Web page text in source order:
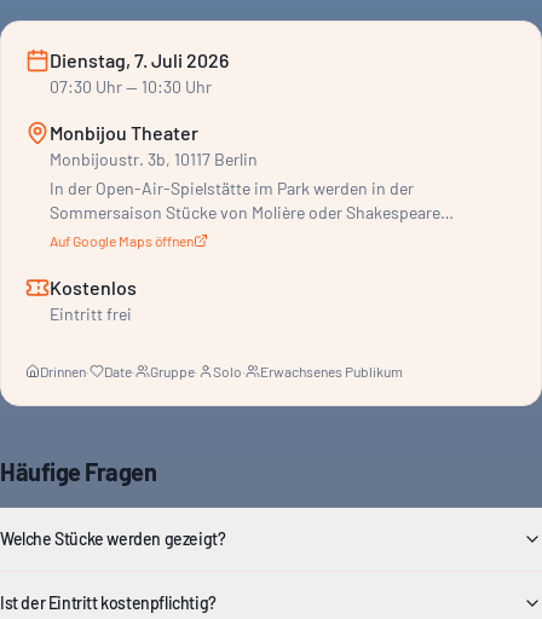
Dienstag, 7. Juli 2026
07:30 Uhr— 10:30 Uhr
Monbijou Theater
Monbijoustr. 3b, 10117 Berlin
In der Open-Air-Spielstätte im Park werden in der
Sommersaison Stücke von Molière oder Shakespeare
aufgeführt.
Auf Google Maps öffnen
Kostenlos
Eintritt frei
Drinnen· Date· Gruppe· Solo· Erwachsenes Publikum
Häufige Fragen
Welche Stücke werden gezeigt?
Ist der Eintritt kostenpflichtig?